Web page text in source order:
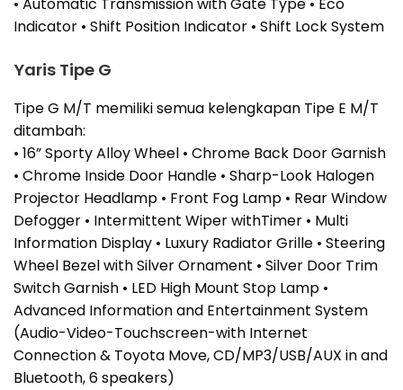
• Automatic Transmission with Gate Type • Eco
Indicator • Shift Position Indicator • Shift Lock System
Yaris Tipe G
Tipe G M/T memiliki semua kelengkapan Tipe E M/T
ditambah:
• 16” Sporty Alloy Wheel • Chrome Back Door Garnish
• Chrome Inside Door Handle • Sharp-Look Halogen
Projector Headlamp • Front Fog Lamp • Rear Window
Defogger • Intermittent Wiper withTimer • Multi
Information Display • Luxury Radiator Grille • Steering
Wheel Bezel with Silver Ornament • Silver Door Trim
Switch Garnish • LED High Mount Stop Lamp •
Advanced Information and Entertainment System
(Audio-Video-Touchscreen-with Internet
Connection & Toyota Move, CD/MP3/USB/AUX in and
Bluetooth, 6 speakers)